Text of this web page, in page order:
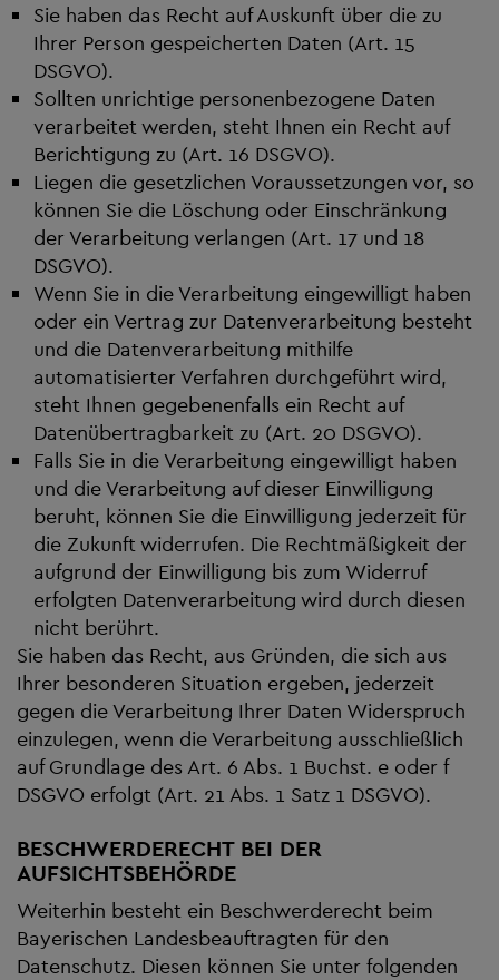
Sie haben das Recht auf Auskunft über die zu
Ihrer Person gespeicherten Daten (Art. 15
DSGVO).
Sollten unrichtige personenbezogene Daten
verarbeitet werden, steht Ihnen ein Recht auf
Berichtigung zu (Art. 16 DSGVO).
Liegen die gesetzlichen Voraussetzungen vor, so
können Sie die Löschung oder Einschränkung
der Verarbeitung verlangen (Art. 17 und 18
DSGVO).
Wenn Sie in die Verarbeitung eingewilligt haben
oder ein Vertrag zur Datenverarbeitung besteht
und die Datenverarbeitung mithilfe
automatisierter Verfahren durchgeführt wird,
steht Ihnen gegebenenfalls ein Recht auf
Datenübertragbarkeit zu (Art. 20 DSGVO).
Falls Sie in die Verarbeitung eingewilligt haben
und die Verarbeitung auf dieser Einwilligung
beruht, können Sie die Einwilligung jederzeit für
die Zukunft widerrufen. Die Rechtmäßigkeit der
aufgrund der Einwilligung bis zum Widerruf
erfolgten Datenverarbeitung wird durch diesen
nicht berührt.
Sie haben das Recht, aus Gründen, die sich aus
Ihrer besonderen Situation ergeben, jederzeit
gegen die Verarbeitung Ihrer Daten Widerspruch
einzulegen, wenn die Verarbeitung ausschließlich
auf Grundlage des Art. 6 Abs. 1 Buchst. e oder f
DSGVO erfolgt (Art. 21 Abs. 1 Satz 1 DSGVO).
BESCHWERDERECHT BEI DER
AUFSICHTSBEHÖRDE
Weiterhin besteht ein Beschwerderecht beim
Bayerischen Landesbeauftragten für den
Datenschutz. Diesen können Sie unter folgenden